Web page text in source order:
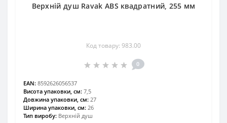
Верхній душ Ravak ABS квадратний, 255 мм
Код товару: 983.00
0
EAN: 8592626056537
Висота упаковки, см: 7,5
Довжина упаковки, см: 27
Ширина упаковки, см: 26
Тип виробу: Верхній душ